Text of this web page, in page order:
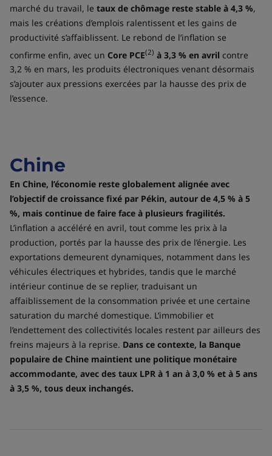
marché du travail, le taux de chômage reste stable à 4,3 %,
mais les créations d’emplois ralentissent et les gains de
productivité s’affaiblissent. Le rebond de l’inflation se
confirme enfin, avec un Core PCE(2) à 3,3 % en avril contre
3,2 % en mars, les produits électroniques venant désormais
s’ajouter aux pressions exercées par la hausse des prix de
l’essence.
Chine
En Chine, l’économie reste globalement alignée avec
l’objectif de croissance fixé par Pékin, autour de 4,5 % à 5
%, mais continue de faire face à plusieurs fragilités.
L’inflation a accéléré en avril, tout comme les prix à la
production, portés par la hausse des prix de l’énergie. Les
exportations demeurent dynamiques, notamment dans les
véhicules électriques et hybrides, tandis que le marché
intérieur continue de se replier, traduisant un
affaiblissement de la consommation privée et une certaine
saturation du marché domestique. L’immobilier et
l’endettement des collectivités locales restent par ailleurs des
freins majeurs à la reprise. Dans ce contexte, la Banque
populaire de Chine maintient une politique monétaire
accommodante, avec des taux LPR à 1 an à 3,0 % et à 5 ans
à 3,5 %, tous deux inchangés.